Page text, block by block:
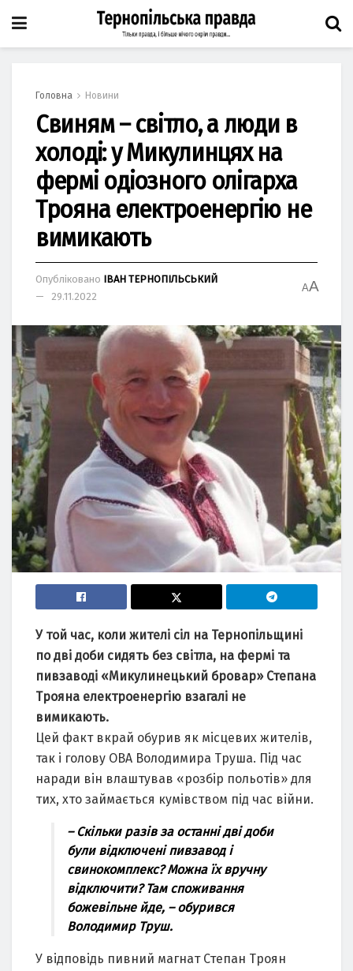
Головна Новини
Свиням – світло, а люди в
холоді: у Микулинцях на
фермі одіозного олігарха
Трояна електроенергію не
вимикають
Опубліковано ІВАН ТЕРНОПІЛЬСЬКИЙ
29.11.2022
AA
У той час, коли жителі сіл на Тернопільщині
по дві доби сидять без світла, на фермі та
пивзаводі «Микулинецький бровар» Степана
Трояна електроенергію взагалі не
вимикають.
Цей факт вкрай обурив як місцевих жителів,
так і голову ОВА Володимира Труша. Під час
наради він влаштував «розбір польотів» для
тих, хто займається кумівством під час війни.
– Скільки разів за останні дві доби
були відключені пивзавод і
свинокомплекс? Можна їх вручну
відключити? Там споживання
божевільне йде, – обурився
Володимир Труш.
У відповідь пивний магнат Степан Троян